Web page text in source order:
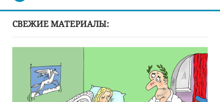
СВЕЖИЕ МАТЕРИАЛЫ: